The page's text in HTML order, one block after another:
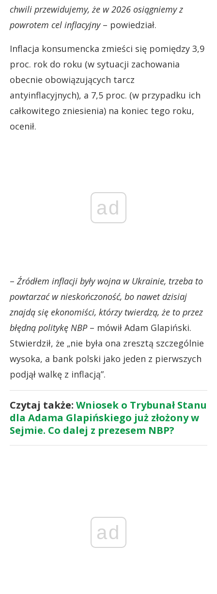
chwili przewidujemy, że w 2026 osiągniemy z
powrotem cel inflacyjny– powiedział.
Inflacja konsumencka zmieści się pomiędzy 3,9
proc. rok do roku (w sytuacji zachowania
obecnie obowiązujących tarcz
antyinflacyjnych), a 7,5 proc. (w przypadku ich
całkowitego zniesienia) na koniec tego roku,
ocenił.
ad
– Źródłem inflacji były wojna w Ukrainie, trzeba to
powtarzać w nieskończoność, bo nawet dzisiaj
znajdą się ekonomiści, którzy twierdzą, że to przez
błędną politykę NBP– mówił Adam Glapiński.
Stwierdził, że „nie była ona zresztą szczególnie
wysoka, a bank polski jako jeden z pierwszych
podjął walkę z inflacją”.
Czytaj także: Wniosek o Trybunał Stanu
dla Adama Glapińskiego już złożony w
Sejmie. Co dalej z prezesem NBP?
ad